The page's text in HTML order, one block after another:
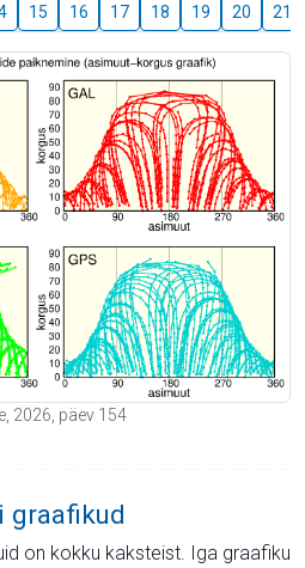
15 16 17 18 19 20 21
2026, päev 154
graafikud
on kokku kaksteist. Iga graafiku